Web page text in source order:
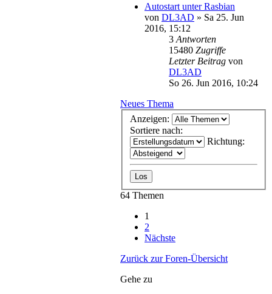
Autostart unter Rasbian
von DL3AD » Sa 25. Jun
2016, 15:12
3 Antworten
15480 Zugriffe
Letzter Beitrag von
DL3AD
So 26. Jun 2016, 10:24
Neues Thema
Anzeigen:
Sortiere nach:
Richtung:
64 Themen
1
2
Nächste
Zurück zur Foren-Übersicht
Gehe zu